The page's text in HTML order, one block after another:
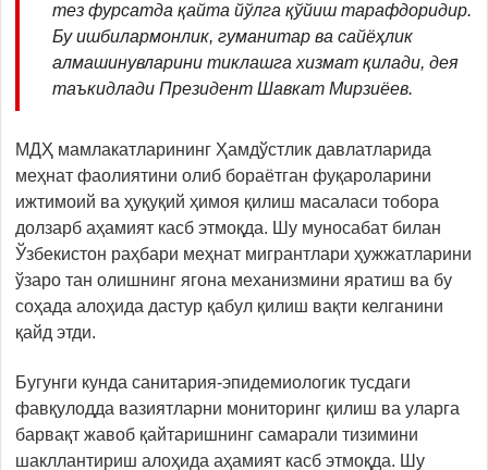
тез фурсатда қайта йўлга қўйиш тарафдоридир.
Бу ишбилармонлик, гуманитар ва сайёҳлик
алмашинувларини тиклашга хизмат қилади, дея
таъкидлади Президент Шавкат Мирзиёев.
МДҲ мамлакатларининг Ҳамдўстлик давлатларида
меҳнат фаолиятини олиб бораётган фуқароларини
ижтимоий ва ҳуқуқий ҳимоя қилиш масаласи тобора
долзарб аҳамият касб этмоқда. Шу муносабат билан
Ўзбекистон раҳбари меҳнат мигрантлари ҳужжатларини
ўзаро тан олишнинг ягона механизмини яратиш ва бу
соҳада алоҳида дастур қабул қилиш вақти келганини
қайд этди.
Бугунги кунда санитария-эпидемиологик тусдаги
фавқулодда вазиятларни мониторинг қилиш ва уларга
барвақт жавоб қайтаришнинг самарали тизимини
шакллантириш алоҳида аҳамият касб этмоқда. Шу